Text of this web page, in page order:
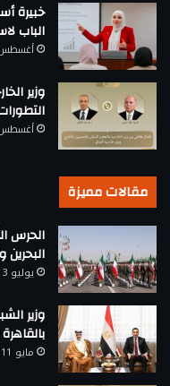
خبيرة
الباب
أغسطس 8,
وزير
أغسطس 8,
مقالات مميزة
الحرس
يوليو 13, 2026
وزير
مايو 11, 2026